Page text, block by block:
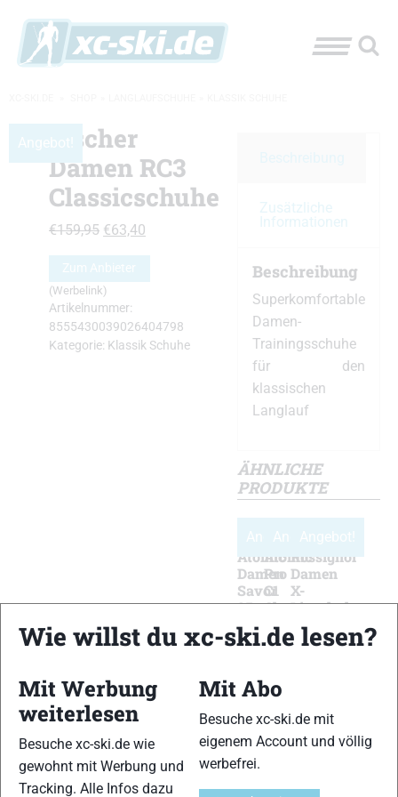
Angebot!Fischer
Damen RC3
Classicschuhe
€159,95 Ursprünglicher
Preis
war:
€159,95
€63,40
Preis
Zum Anbieter
(Werbelink)
Artikelnummer:
8555430039026404798
Kategorie: Klassik Schuhe
Zusätzliche
Informationen
Beschreibung
Superkomfortable
Damen-
Trainingsschuhe
für den
klassischen
Langlauf
ÄHNLICHE
PRODUKTE
Angebot!
Atomic
Damen
Savor
25
Classicschuhe
€119,95
Preis
war:
€119,95
Aktueller
Preis
ist:
€107,95.
Mehr
Details
Angebot!
Atomic
Pro
C1
Classicschuhe
€149,95
war:
€149,95
Preis
ist:
€121,70.
Mehr
Details
Angebot!
Rossignol
Damen
X-
Ium
Wcs
Skatingschuhe
war:
€299,95
Preis
ist:
Mehr
Details
Wie willst du xc-ski.de lesen?
Mit Werbung
weiterlesen
Besuche xc-ski.de wie
gewohnt mit Werbung und
Tracking. Alle Infos dazu
Mit Abo
Besuche xc-ski.de mit
eigenem Account und völlig
werbefrei.